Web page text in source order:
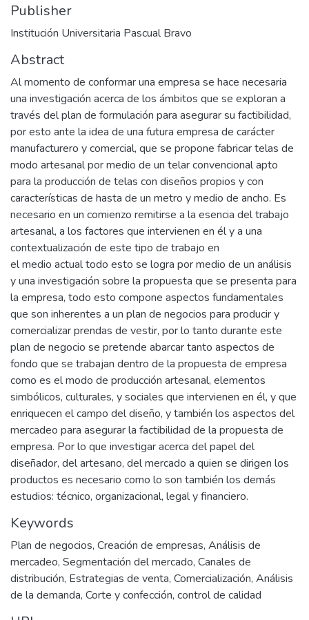
Publisher
Institución Universitaria Pascual Bravo
Abstract
Al momento de conformar una empresa se hace necesaria
una investigación acerca de los ámbitos que se exploran a
través del plan de formulación para asegurar su factibilidad,
por esto ante la idea de una futura empresa de carácter
manufacturero y comercial, que se propone fabricar telas de
modo artesanal por medio de un telar convencional apto
para la producción de telas con diseños propios y con
características de hasta de un metro y medio de ancho. Es
necesario en un comienzo remitirse a la esencia del trabajo
artesanal, a los factores que intervienen en él y a una
contextualización de este tipo de trabajo en
el medio actual todo esto se logra por medio de un análisis
y una investigación sobre la propuesta que se presenta para
la empresa, todo esto compone aspectos fundamentales
que son inherentes a un plan de negocios para producir y
comercializar prendas de vestir, por lo tanto durante este
plan de negocio se pretende abarcar tanto aspectos de
fondo que se trabajan dentro de la propuesta de empresa
como es el modo de producción artesanal, elementos
simbólicos, culturales, y sociales que intervienen en él, y que
enriquecen el campo del diseño, y también los aspectos del
mercadeo para asegurar la factibilidad de la propuesta de
empresa. Por lo que investigar acerca del papel del
diseñador, del artesano, del mercado a quien se dirigen los
productos es necesario como lo son también los demás
estudios: técnico, organizacional, legal y financiero.
Keywords
Plan de negocios, Creación de empresas, Análisis de
mercadeo, Segmentación del mercado, Canales de
distribución, Estrategias de venta, Comercialización, Análisis
de la demanda, Corte y confección, control de calidad